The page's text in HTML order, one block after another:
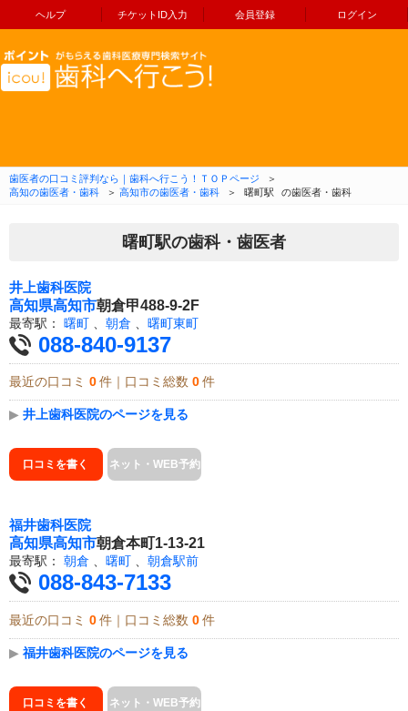
ヘルプ チケットID入力 会員登録 ログイン
コンテンツへ移動
歯医者の口コミ評判なら｜歯科へ行こう！ＴＯＰページ
＞
高知の歯医者・歯科
＞ 高知市の歯医者・歯科 ＞ 曙町駅 の歯医者・歯科
曙町駅の歯科・歯医者
井上歯科医院
高知県高知市朝倉甲488-9-2F
最寄駅： 曙町 朝倉 曙町東町
088-840-9137
最近の口コミ 0 件｜口コミ総数 0 件
▶ 井上歯科医院のページを見る
口コミを書く ネット・WEB予約
福井歯科医院
高知県高知市朝倉本町1-13-21
最寄駅： 朝倉 、 曙町 、 朝倉駅前
088-843-7133
最近の口コミ 0 件｜口コミ総数 0 件
▶ 福井歯科医院のページを見る
口コミを書く ネット・WEB予約